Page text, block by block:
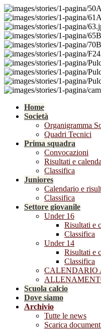
Home
Società
Organigramma
Quadri Tecnici
Prima squadra
Convocazioni
Risultati e
Classifica
Juniores
Calendario e
Classifica
Settore giovanile
Under 16
Risultati e
Classifica
Under 14
Risultati e
Classifica
CALENDARIO
Scuola calcio
Dove siamo
Archivio
Tutte le news
Scarica